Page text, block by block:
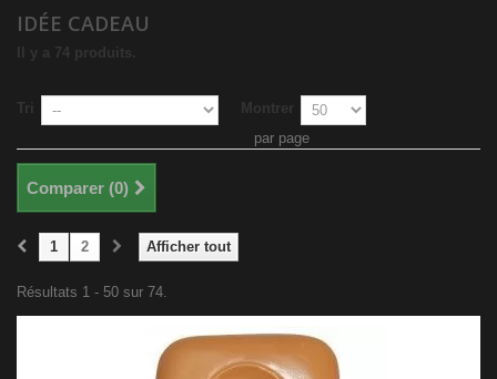
IDÉE CADEAU
Il y a 74 produits.
Tri
Montrer
par page
Comparer (0)
Afficher tout
1 2
Résultats 1 - 50 sur 74.